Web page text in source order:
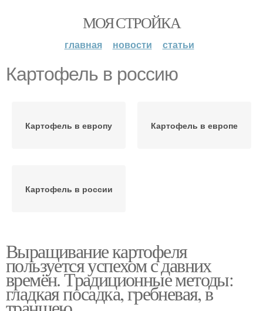
МОЯ СТРОЙКА
главная новости статьи
Картофель в россию
Картофель в европу Картофель в европе
Картофель в россии
Выращивание картофеля
пользуется успехом с давних
времён. Традиционные методы:
гладкая посадка, гребневая, в